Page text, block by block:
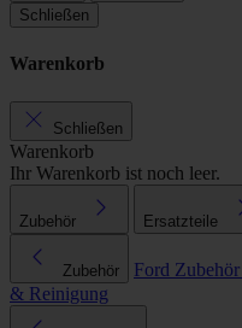
Schließen
Warenkorb
Schließen
Warenkorb
Ihr Warenkorb ist noch leer.
Zubehör Ersatzteile
Zubehör Ford
& Reinigung